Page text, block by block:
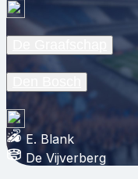
E. Blank
De Vijverberg